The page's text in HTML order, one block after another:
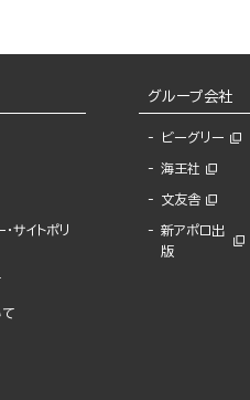
サイトポリ
グループ会社
ビーグリー
海王社
文友舎
新アポロ出
版